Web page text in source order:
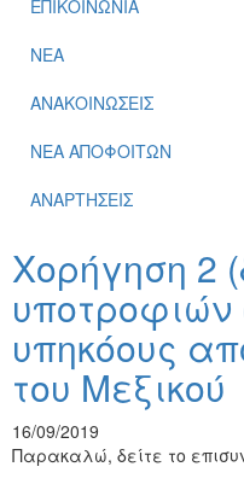
ΕΠΙΚΟΙΝΩΝΙΑ
ΝΕΑ
ΑΝΑΚΟΙΝΩΣΕΙΣ
ΝΕΑ ΑΠΟΦΟΙΤΩΝ
ΑΝΑΡΤΗΣΕΙΣ
Χορήγηση 2
υπηκόους
του Μεξικού
16/09/2019
Παρακαλώ, δείτε το